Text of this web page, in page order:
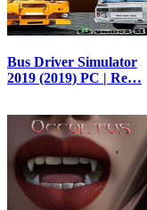
Bus Driver Simulator
2019 (2019) PC | Re…